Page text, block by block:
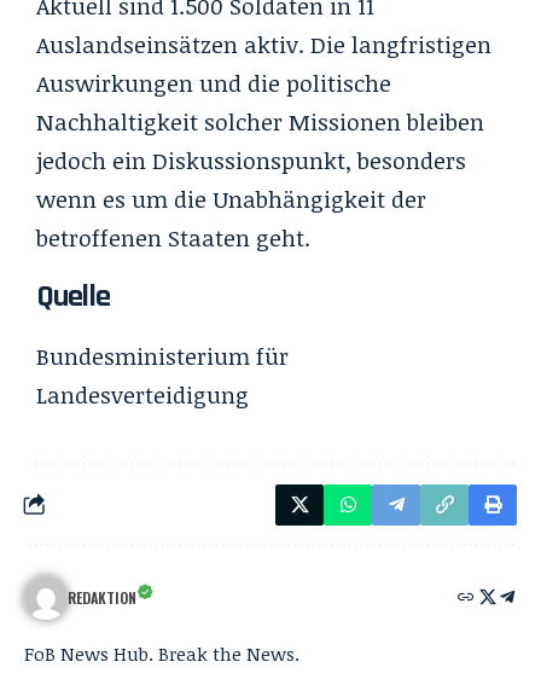
Auslandseinsätzen aktiv. Die langfristigen
Auswirkungen und die politische
Nachhaltigkeit solcher Missionen bleiben
jedoch ein Diskussionspunkt, besonders
wenn es um die Unabhängigkeit der
betroffenen Staaten geht.
Quelle
Bundesministerium für
Landesverteidigung
REDAKTION
FoB News Hub. Break the News.